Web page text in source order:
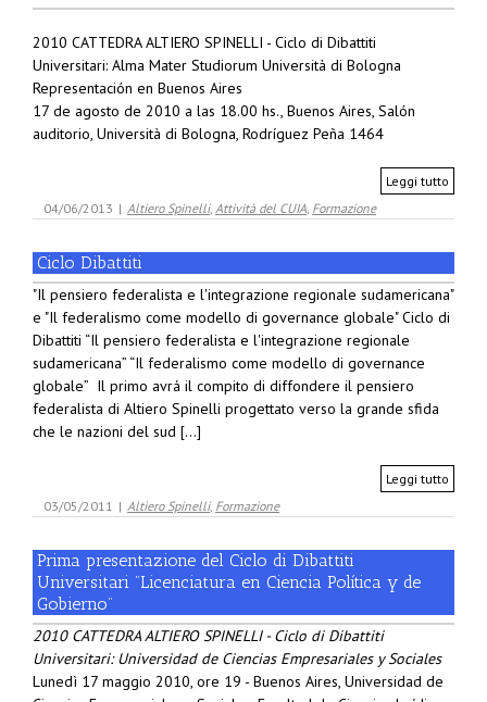
2010 CATTEDRA ALTIERO SPINELLI - Ciclo di Dibattiti
Universitari: Alma Mater Studiorum Università di Bologna
Representación en Buenos Aires
17 de agosto de 2010 a las 18.00 hs., Buenos Aires, Salón
auditorio, Università di Bologna, Rodríguez Peña 1464
Leggi tutto
04/06/2013 | Altiero Spinelli, Attività del CUIA, Formazione
Ciclo Dibattiti
"Il pensiero federalista e l'integrazione regionale sudamericana"
e "Il federalismo come modello di governance globale" Ciclo di
Dibattiti “Il pensiero federalista e l'integrazione regionale
sudamericana” “Il federalismo come modello di governance
globale” Il primo avrá il compito di diffondere il pensiero
federalista di Altiero Spinelli progettato verso la grande sfida
che le nazioni del sud [...]
Leggi tutto
03/05/2011 | Altiero Spinelli, Formazione
Prima presentazione del Ciclo di Dibattiti
Universitari ”Licenciatura en Ciencia Política y de
Gobierno”
2010 CATTEDRA ALTIERO SPINELLI - Ciclo di Dibattiti
Universitari: Universidad de Ciencias Empresariales y Sociales
Lunedì 17 maggio 2010, ore 19 - Buenos Aires, Universidad de